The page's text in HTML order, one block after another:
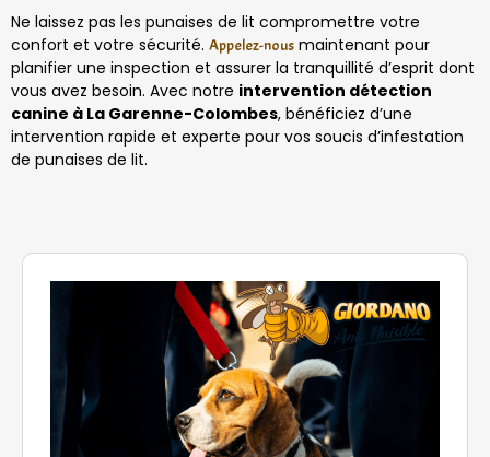
Ne laissez pas les punaises de lit compromettre votre
confort et votre sécurité. Appelez-nous maintenant pour
planifier une inspection et assurer la tranquillité d’esprit dont
vous avez besoin. Avec notre intervention détection
canine à La Garenne-Colombes, bénéficiez d’une
intervention rapide et experte pour vos soucis d’infestation
de punaises de lit.